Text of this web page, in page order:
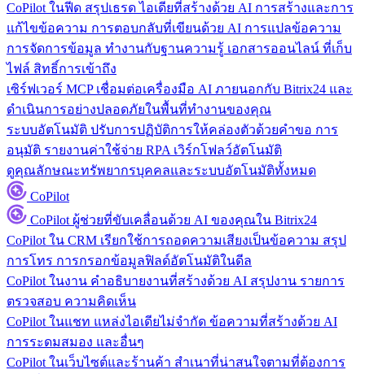
CoPilot ในฟีด สรุปเธรด ไอเดียที่สร้างด้วย AI การสร้างและการ
แก้ไขข้อความ การตอบกลับที่เขียนด้วย AI การแปลข้อความ
การจัดการข้อมูล ทำงานกับฐานความรู้ เอกสารออนไลน์ ที่เก็บ
ไฟล์ สิทธิ์การเข้าถึง
เซิร์ฟเวอร์ MCP เชื่อมต่อเครื่องมือ AI ภายนอกกับ Bitrix24 และ
ดำเนินการอย่างปลอดภัยในพื้นที่ทำงานของคุณ
ระบบอัตโนมัติ ปรับการปฏิบัติการให้คล่องตัวด้วยคำขอ การ
อนุมัติ รายงานค่าใช้จ่าย RPA เวิร์กโฟลว์อัตโนมัติ
ดูคุณลักษณะทรัพยากรบุคคลและระบบอัตโนมัติทั้งหมด
CoPilot
CoPilot ผู้ช่วยที่ขับเคลื่อนด้วย AI ของคุณใน Bitrix24
CoPilot ใน CRM เรียกใช้การถอดความเสียงเป็นข้อความ สรุป
การโทร การกรอกข้อมูลฟิลด์อัตโนมัติในดีล
CoPilot ในงาน คำอธิบายงานที่สร้างด้วย AI สรุปงาน รายการ
ตรวจสอบ ความคิดเห็น
CoPilot ในแชท แหล่งไอเดียไม่จำกัด ข้อความที่สร้างด้วย AI
การระดมสมอง และอื่นๆ
CoPilot ในเว็บไซต์และร้านค้า สำเนาที่น่าสนใจตามที่ต้องการ